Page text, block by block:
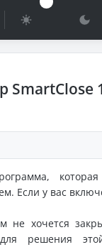
SmartClose
которая
Если у вас
не хочется
решения